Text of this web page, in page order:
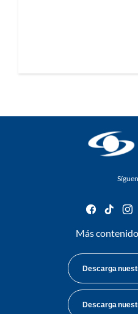
facebook
tiktok
Más
Descarga
Descarga